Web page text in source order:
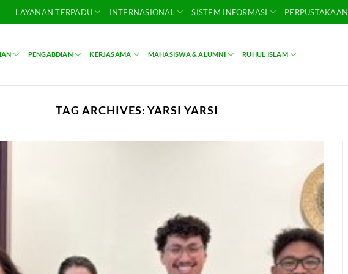
LAYANAN TERPADU INTERNASIONAL SISTEM INFORMASI PERPUSTAKAAN
PENGABDIAN KERJASAMA MAHASISWA & ALUMNI RUHUL ISLAM
TAG ARCHIVES:YARSI YARSI